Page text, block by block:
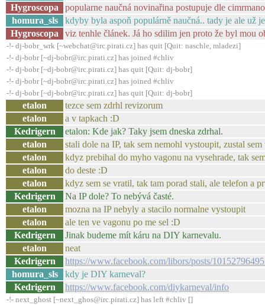
Hygroscopa
popularne naučná novinařina postupuje dle
homura_sls
kdyby byla aspoň populárně naučná.. tady je ale už
Hygroscopa
viz tenhle článek. Já ho sdilim jen proto že byl mou
-!- dj-bobr_wrk [~webchat@irc.pirati.cz] has quit [Quit: naschle, mladezi]
-!- dj-bobr [~dj-bobr@irc.pirati.cz] has joined #chliv
-!- dj-bobr [~dj-bobr@irc.pirati.cz] has quit [Quit: dj-bobr]
-!- dj-bobr [~dj-bobr@irc.pirati.cz] has joined #chliv
-!- dj-bobr [~dj-bobr@irc.pirati.cz] has quit [Quit: dj-bobr]
etalon
tezce sem zdrhl revizorum
etalon
a v tapkach :D
Kedrigern
etalon: Kde jak? Taky jsem dneska zdrhal.
etalon
stali dole na IP, tak sem nemohl vystoupit, zustal
etalon
kdyz prebihal do myho vagonu na vysehrade, tak
etalon
do deste :D
etalon
kdyz sem se vratil, tak tam porad stali, ale telefon a
Kedrigern
Na IP dole? To nebývá časté.
etalon
mozna na IP nebyly a stacilo normalne vystoupit
etalon
ale ten ve vagonu po me sel :D
Kedrigern
Jinak budeme mít káru na DIY karnevalu.
etalon
neat
Kedrigern
https://www.facebook.com/libors/posts/
homura_sls
kdy je DIY karneval?
Kedrigern
https://www.facebook.com/diykarneval/info
-!- next_ghost [~next_ghos@irc.pirati.cz] has left #chliv []